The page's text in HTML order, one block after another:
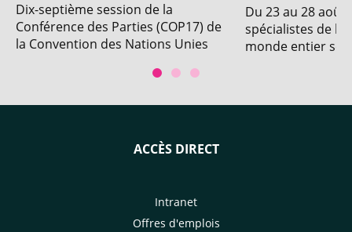
Dix-septième session de la
Conférence des Parties (COP17) de
la Convention des Nations Unies
désertification (UNCCD). Avec la
Du 23 au 28 août
spécialistes de
monde entier se
ACCÈS DIRECT
Intranet
Offres d'emplois